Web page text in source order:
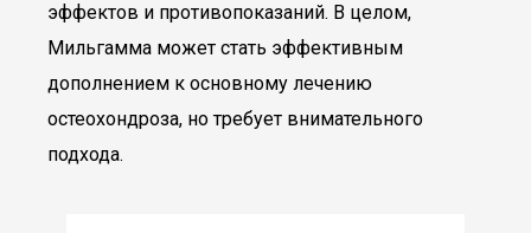
эффектов и противопоказаний. В целом,
Мильгамма может стать эффективным
дополнением к основному лечению
остеохондроза, но требует внимательного
подхода.